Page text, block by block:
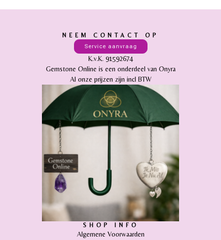
NEEM CONTACT OP
Service aanvraag
K.v.K. 91592674
Gemstone Online is een onderdeel van Onyra
Al onze prijzen zijn incl BTW
SHOP INFO
Algemene Voorwaarden